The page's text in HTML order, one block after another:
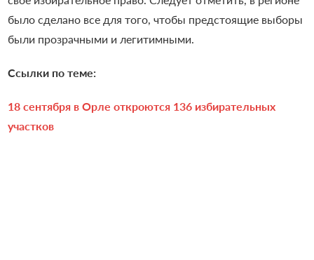
было сделано все для того, чтобы предстоящие выборы
были прозрачными и легитимными.
Ссылки по теме:
18 сентября в Орле откроются 136 избирательных
участков